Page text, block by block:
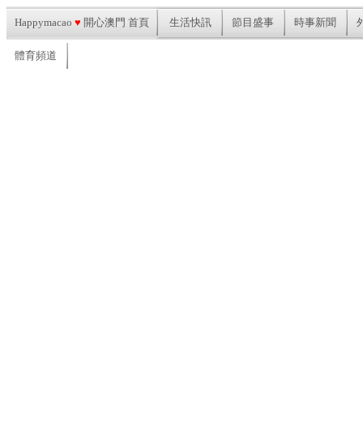
Happymacao ♥ 開心澳門 首頁 生活快訊 節目盛事 時事新聞
體育頻道